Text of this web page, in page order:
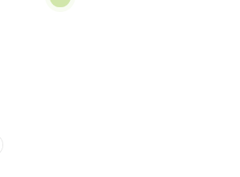
5 Wohnungen